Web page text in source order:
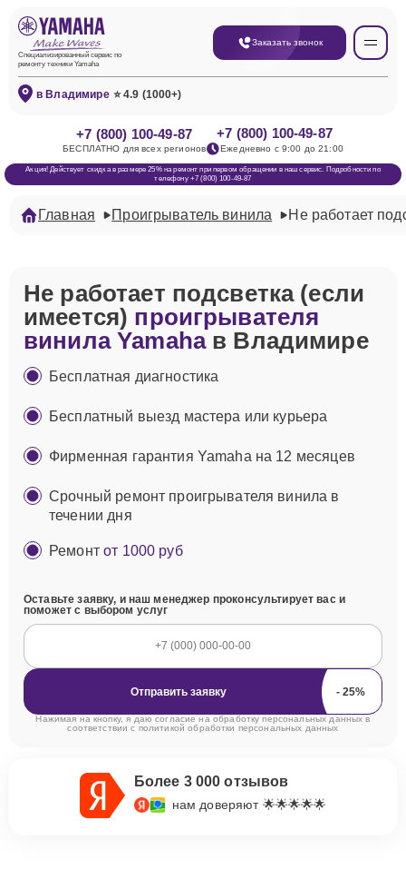
Специализированный сервис по
ремонту техники Yamaha
Заказать звонок
в Владимире ⭐ 4.9 (1000+)
+7 (800) 100-49-87
БЕСПЛАТНО для всех регионов
+7 (800) 100-49-87
Ежедневно с 9:00 до 21:00
Акция! Действует скидка в размере 25% на ремонт при первом обращении в наш сервис. Подробности по
телефону +7 (800) 100-49-87
Главная Проигрыватель винила Не работает
Не работает подсветка (если
имеется) проигрывателя
винила Yamahaв Владимире
Бесплатная диагностика
Бесплатный выезд мастера или курьера
Фирменная гарантия Yamaha на 12 месяцев
Срочный ремонт проигрывателя винила в
течении дня
Ремонтот 1000 руб
Оставьте заявку, и наш менеджер проконсультирует вас и
поможет с выбором услуг
Отправить заявку
Нажимая на кнопку, я даю согласие на обработку персональных данных в
соответствии с политикой обработки персональных данных
Более 3 000 отзывов
нам доверяют 🌟🌟🌟🌟🌟